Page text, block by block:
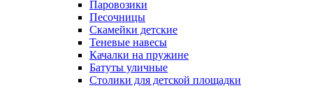
Паровозики
Песочницы
Скамейки детские
Теневые навесы
Качалки на пружине
Батуты уличные
Столики для детской площадки